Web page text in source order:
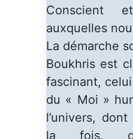
Conscient
auxquelles
La démarche
Boukhris est
fascinant,
du « Moi »
l’univers,
la fois,